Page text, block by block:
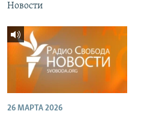
Новости
26 МАРТА 2026